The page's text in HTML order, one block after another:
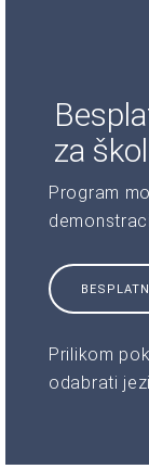
za
Program
Prilikom
odabrati